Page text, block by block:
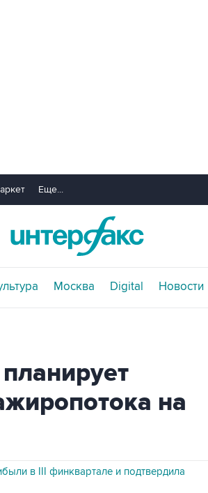
Еще...
Москва Digital Новости
на
в III финквартале и подтвердила